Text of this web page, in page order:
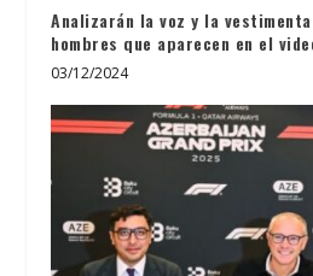
Analizarán la voz y la
hombres que aparecen en el
03/12/2024